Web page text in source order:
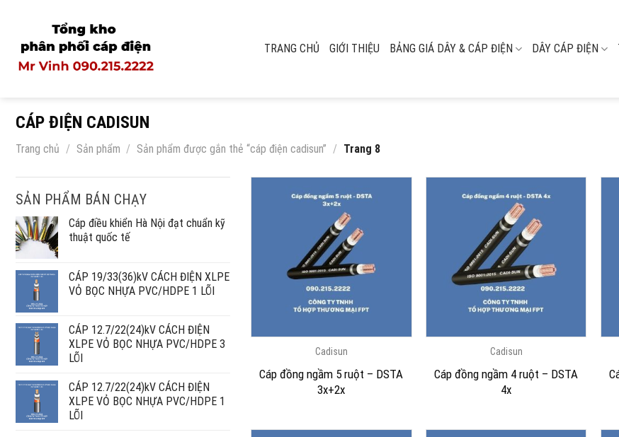
content
TRANG CHỦ GIỚI THIỆU BẢNG GIÁ DÂY & CÁP ĐIỆN DÂY CÁP ĐIỆN
CÁP ĐIỆN CADISUN
Trang chủ / Sản phẩm / Sản phẩm được gắn thẻ “cáp điện cadisun” / Trang 8
SẢN PHẨM BÁN CHẠY
Cáp điều khiển Hà Nội đạt chuẩn kỹ
thuật quốc tế
CÁP 19/33(36)kV CÁCH ĐIỆN XLPE
VỎ BỌC NHỰA PVC/HDPE 1 LÕI
CÁP 12.7/22(24)kV CÁCH ĐIỆN
XLPE VỎ BỌC NHỰA PVC/HDPE 3
LÕI
CÁP 12.7/22(24)kV CÁCH ĐIỆN
XLPE VỎ BỌC NHỰA PVC/HDPE 1
LÕI
Cadisun
Cáp đồng ngầm 5 ruột – DSTA
3x+2x
Cadisun
Cáp đồng ngầm 4 ruột – DSTA
4x